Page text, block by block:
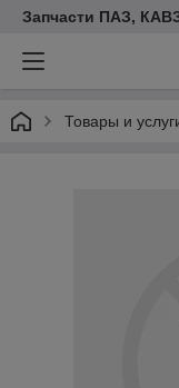
Запчасти ПАЗ,
Товары и